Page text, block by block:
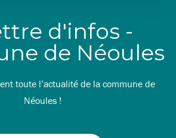
d'infos -
de Néoules
toute l’actualité de la commune de
Néoules !